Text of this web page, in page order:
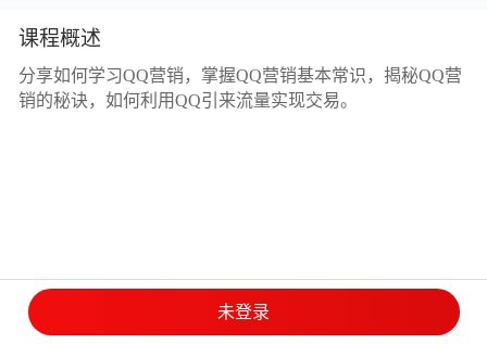
课程概述
分享如何学习QQ营销，掌握QQ营销基本常识，揭秘QQ营
销的秘诀，如何利用QQ引来流量实现交易。
未登录